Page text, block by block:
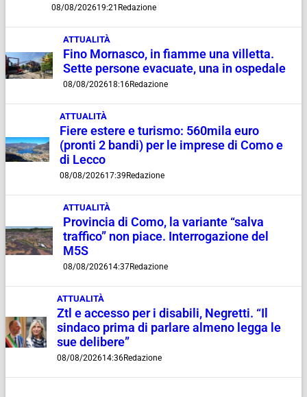
08/08/202619:21 Redazione
ATTUALITÀ
Fino Mornasco, in fiamme una villetta.
Sette persone evacuate, una in ospedale
08/08/202618:16Redazione
ATTUALITÀ
Fiere estere e turismo: 560mila euro
(pronti 2 bandi) per le imprese di Como e
di Lecco
08/08/202617:39 Redazione
ATTUALITÀ
Provincia di Como, la variante “salva
traffico” non piace. Interrogazione del
M5S
08/08/202614:37Redazione
ATTUALITÀ
Ztl e accesso per i disabili, Negretti. “Il
sindaco prima di parlare almeno legga le
sue delibere”
08/08/202614:36Redazione